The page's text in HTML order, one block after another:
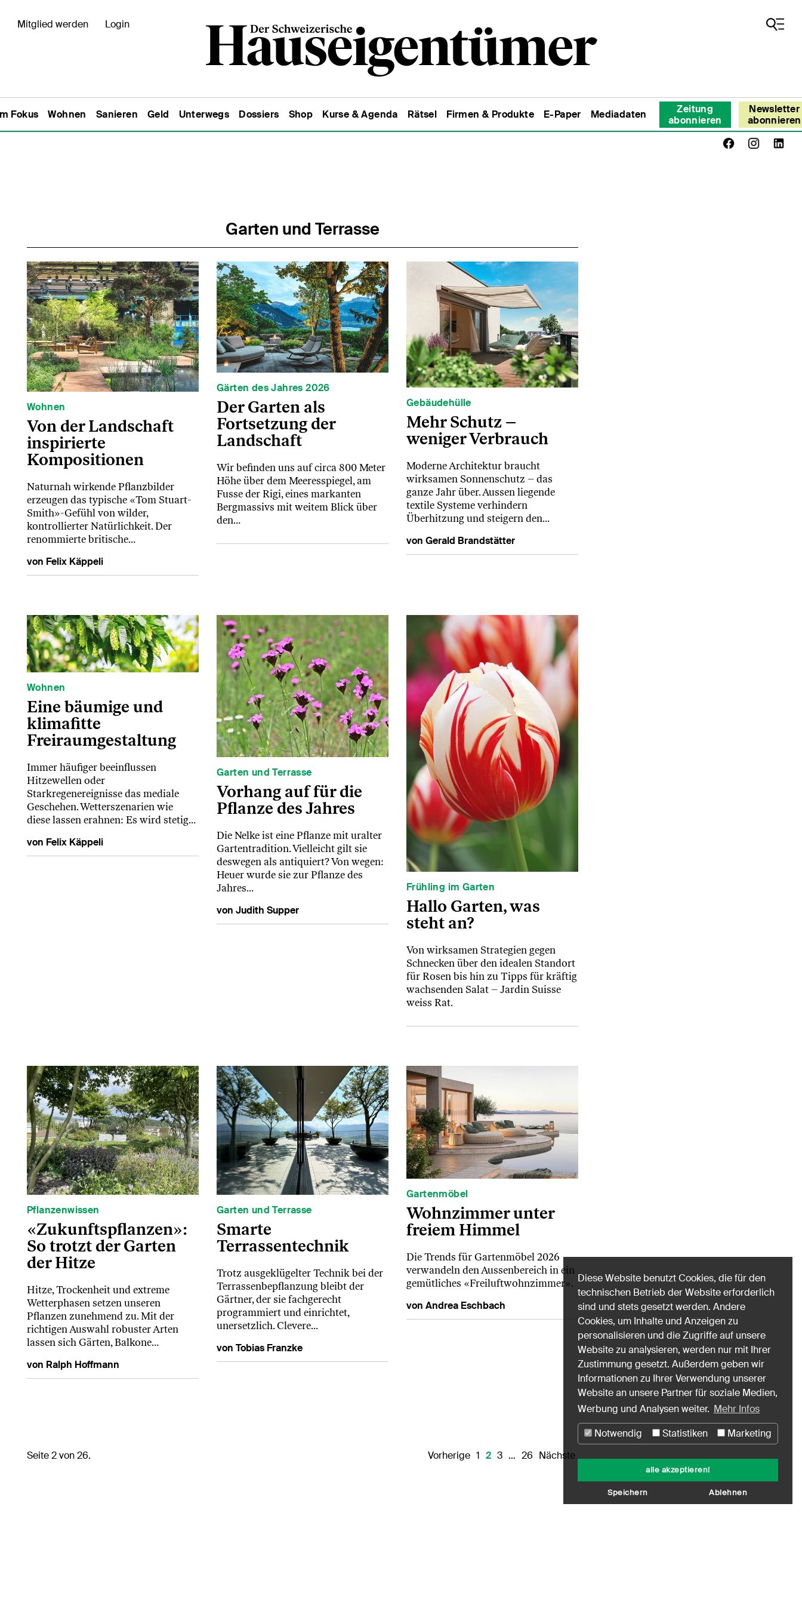
Mitglied werden Login
Fokus Wohnen Sanieren Geld Unterwegs Dossiers Shop Kurse & Agenda Rätsel Firmen & Produkte E-Paper Mediadaten
Zeitung
abonnieren
Newsletter
abonnieren
Garten und Terrasse
Wohnen
Von der Landschaft
inspirierte
Kompositionen
Naturnah wirkende Pflanzbilder
erzeugen das typische «Tom Stuart-
Smith»-Gefühl von wilder,
kontrollierter Natürlichkeit. Der
renommierte britische…
von Felix Käppeli
Gärten des Jahres 2026
Der Garten als
Fortsetzung der
Landschaft
Wir befinden uns auf circa 800 Meter
Höhe über dem Meeresspiegel, am
Fusse der Rigi, eines markanten
Bergmassivs mit weitem Blick über
den…
Gebäudehülle
Mehr Schutz –
weniger Verbrauch
Moderne Architektur braucht
wirksamen Sonnenschutz – das
ganze Jahr über. Aussen liegende
textile Systeme verhindern
Überhitzung und steigern den…
von Gerald Brandstätter
Wohnen
Eine bäumige und
klimafitte
Freiraumgestaltung
Immer häufiger beeinflussen
Hitzewellen oder
Starkregenereignisse das mediale
Geschehen. Wetterszenarien wie
diese lassen erahnen: Es wird stetig…
von Felix Käppeli
Garten und Terrasse
Vorhang auf für die
Pflanze des Jahres
Die Nelke ist eine Pflanze mit uralter
Gartentradition. Vielleicht gilt sie
deswegen als antiquiert? Von wegen:
Heuer wurde sie zur Pflanze des
Jahres…
von Judith Supper
Frühling im Garten
Hallo Garten, was
steht an?
Von wirksamen Strategien gegen
Schnecken über den idealen Standort
für Rosen bis hin zu Tipps für kräftig
wachsenden Salat – Jardin Suisse
weiss Rat.
Pflanzenwissen
«Zukunftspflanzen»:
So trotzt der Garten
der Hitze
Hitze, Trockenheit und extreme
Wetterphasen setzen unseren
Pflanzen zunehmend zu. Mit der
richtigen Auswahl robuster Arten
lassen sich Gärten, Balkone…
von Ralph Hoffmann
Garten und Terrasse
Smarte
Terrassentechnik
Trotz ausgeklügelter Technik bei der
Terrassenbepflanzung bleibt der
Gärtner, der sie fachgerecht
programmiert und einrichtet,
unersetzlich. Clevere…
von Tobias Franzke
Gartenmöbel
Wohnzimmer unter
freiem Himmel
Die Trends für Gartenmöbel 2026
verwandeln den Aussenbereich in ein
gemütliches «Freiluftwohnzimmer».
von Andrea Eschbach
Seite 2 von 26. Vorherige 1 2 3 … 26 Nächste
Diese Website benutzt Cookies, die für den
technischen Betrieb der Website erforderlich
sind und stets gesetzt werden. Andere
Cookies, um Inhalte und Anzeigen zu
personalisieren und die Zugriffe auf unsere
Website zu analysieren, werden nur mit Ihrer
Zustimmung gesetzt. Außerdem geben wir
Informationen zu Ihrer Verwendung unserer
Website an unsere Partner für soziale Medien,
Werbung und Analysen weiter. Mehr Infos
Notwendig
Statistiken Marketing
alle akzeptieren!
Speichern Ablehnen